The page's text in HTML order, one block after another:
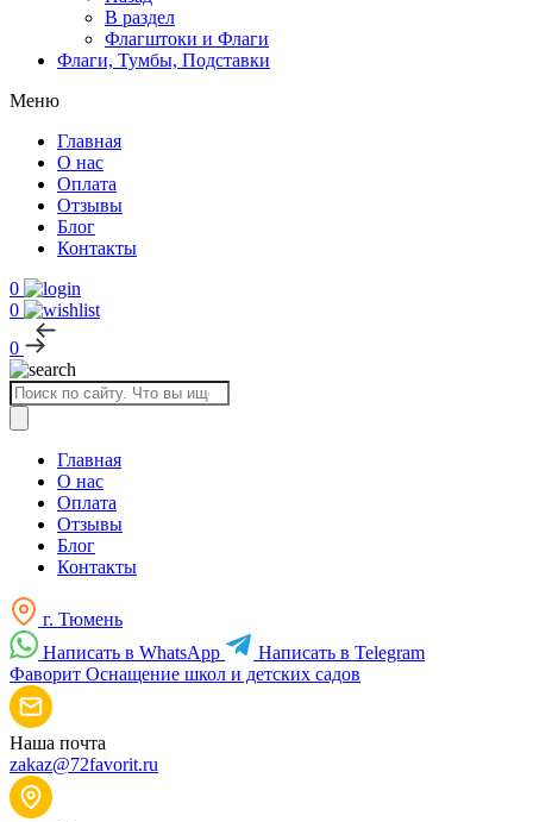
В раздел
Флагштоки и Флаги
Флаги, Тумбы, Подставки
Меню
Главная
О нас
Оплата
Отзывы
Блог
Контакты
0
0
0
Поиск
товаров
Главная
О нас
Оплата
Отзывы
Блог
Контакты
г. Тюмень
Написать в WhatsApp
Написать в Telegram
Фаворит Оснащение школ и детских садов
Наша почта
zakaz@72favorit.ru